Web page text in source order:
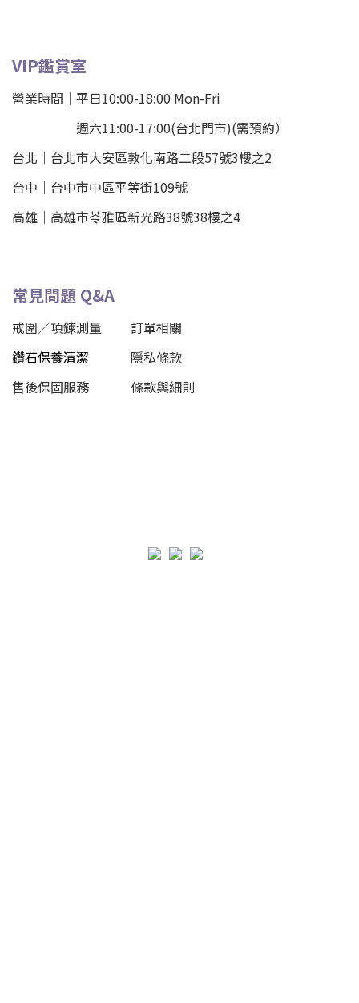
VIP鑑賞室
營業時間｜平日10:00-18:00 Mon-Fri
週六11:00-17:00(台北門市)(需預約）
台北 ｜ 台北市大安區敦化南路二段57號3樓之2
台中｜ 台中市中區平等街109號
高雄｜ 高雄市苓雅區新光路38號38樓之4
常見問題 Q&A
戒圍／項鍊測量
訂單相關
鑽石保養清潔
隱私條款
售後保固服務
條款與細則